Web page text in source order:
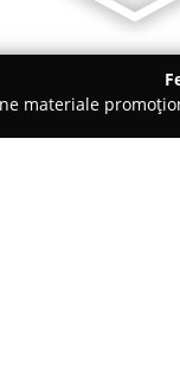
materiale